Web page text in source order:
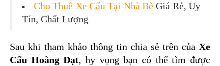
Cho Thuê Xe Cẩu Tại Nhà BèGiá Rẻ, Uy
Tín, Chất Lượng
Sau khi tham khảo thông tin chia sẻ trên của Xe
Cẩu Hoàng Đạt, hy vọng bạn có thể tìm được